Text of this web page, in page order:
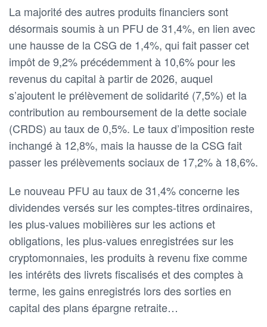
La majorité des autres produits financiers sont
désormais soumis à un PFU de 31,4%, en lien avec
une hausse de la CSG de 1,4%, qui fait passer cet
impôt de 9,2% précédemment à 10,6% pour les
revenus du capital à partir de 2026, auquel
s’ajoutent le prélèvement de solidarité (7,5%) et la
contribution au remboursement de la dette sociale
(CRDS) au taux de 0,5%. Le taux d’imposition reste
inchangé à 12,8%, mais la hausse de la CSG fait
passer les prélèvements sociaux de 17,2% à 18,6%.
Le nouveau PFU au taux de 31,4% concerne les
dividendes versés sur les comptes-titres ordinaires,
les plus-values mobilières sur les actions et
obligations, les plus-values enregistrées sur les
cryptomonnaies, les produits à revenu fixe comme
les intérêts des livrets fiscalisés et des comptes à
terme, les gains enregistrés lors des sorties en
capital des plans épargne retraite…